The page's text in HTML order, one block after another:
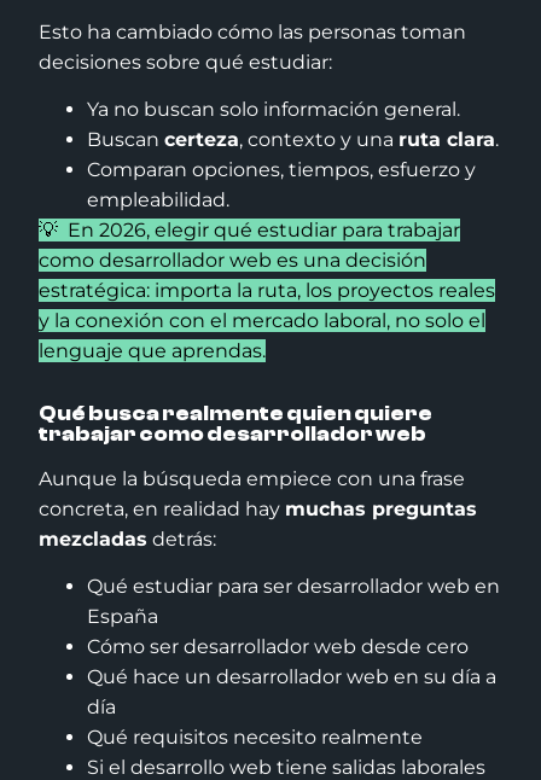
Esto ha cambiado cómo las personas toman
decisiones sobre qué estudiar:
Ya no buscan solo información general.
Buscancerteza, contexto y una ruta clara.
Comparan opciones, tiempos, esfuerzo y
empleabilidad.
💡 En 2026, elegir qué estudiar para trabajar
como desarrollador web es una decisión
estratégica: importa la ruta, los proyectos reales
y la conexión con el mercado laboral, no solo el
lenguaje que aprendas.
Qué busca realmente quien quiere
trabajar como desarrollador web
Aunque la búsqueda empiece con una frase
concreta, en realidad hay muchas preguntas
mezcladas detrás:
Qué estudiar para ser desarrollador web en
España
Cómo ser desarrollador web desde cero
Qué hace un desarrollador web en su día a
día
Qué requisitos necesito realmente
Si el desarrollo web tiene salidas laborales